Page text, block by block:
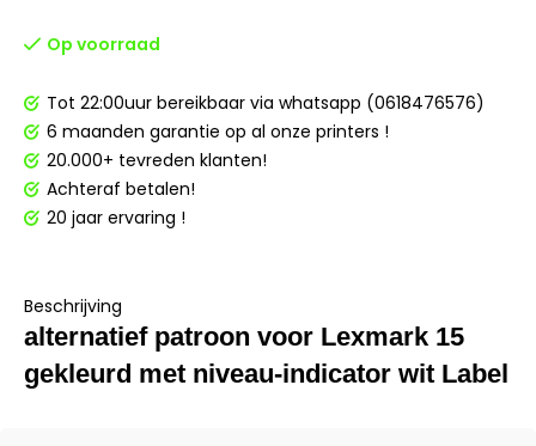
Op voorraad
Tot 22:00uur bereikbaar via whatsapp (0618476576)
6 maanden garantie op al onze printers !
20.000+ tevreden klanten!
Achteraf betalen!
20 jaar ervaring !
Beschrijving
alternatief patroon voor Lexmark 15
gekleurd met niveau-indicator wit Label